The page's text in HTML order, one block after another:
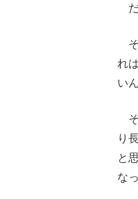
だ
そ
れ
い
そ
り
と
な